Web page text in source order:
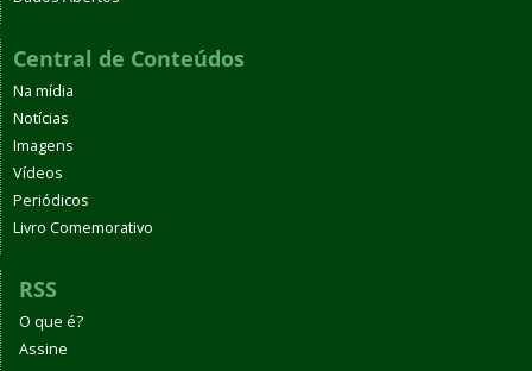
Central de Conteúdos
Na mídia
Notícias
Imagens
Vídeos
Periódicos
Livro Comemorativo
RSS
O que é?
Assine